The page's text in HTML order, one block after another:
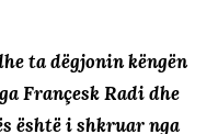
ta dëgjonin këngën
Françesk Radi dhe
është i shkruar nga